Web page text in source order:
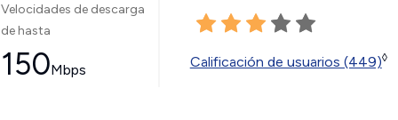
Velocidades de descarga
de hasta
150Mbps Calificación de usuarios (449)◊